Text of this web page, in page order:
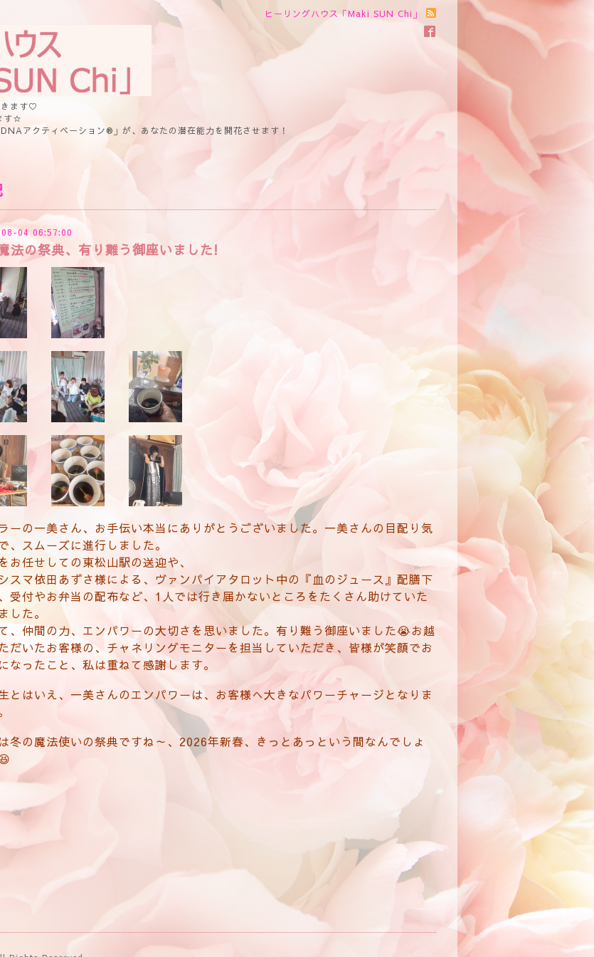
ヒーリングハウス「Maki SUN Chi」
きます♡
す☆
アクティベーション®」が、あなたの潜在能力を開花させます！
04 06:57:00
法の祭典、有り難う御座いました!
ーの一美さん、お手伝い本当にありがとうございました。一美さんの目配り気
、スムーズに進行しました。
お任せしての東松山駅の送迎や、
スマ依田あずさ様による、ヴァンパイアタロット中の『血のジュース』配膳下
受付やお弁当の配布など、1人では行き届かないところをたくさん助けていた
した。
、仲間の力、エンパワーの大切さを思いました。有り難う御座いました😭お越
だいたお客様の、チャネリングモニターを担当していただき、皆様が笑顔でお
なったこと、私は重ねて感謝します。
とはいえ、一美さんのエンパワーは、お客様へ大きなパワーチャージとなりま
冬の魔法使いの祭典ですね～、2026年新春、きっとあっという間なんでしょ